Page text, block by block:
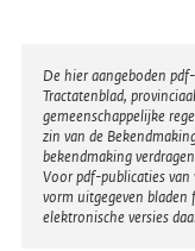
Disclaimer
De hier aangeboden
Tractatenblad,
gemeenschappelijke
zin van de
bekendmaking
Voor pdf-publicaties van
vorm uitgegeven bladen
elektronische versies